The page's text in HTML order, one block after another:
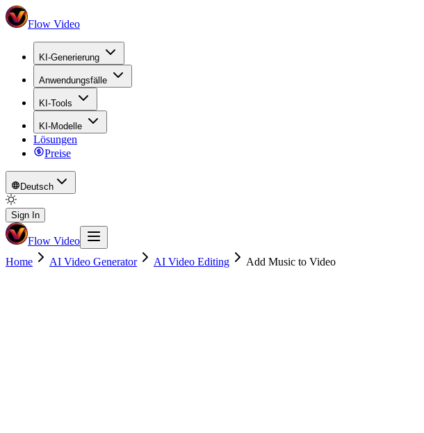
Flow Video
KI-Generierung
Anwendungsfälle
KI-Tools
KI-Modelle
Lösungen
Preise
Deutsch
Sign In
Flow Video
Home
AI Video Generator AI Video Editing Add Music to Video